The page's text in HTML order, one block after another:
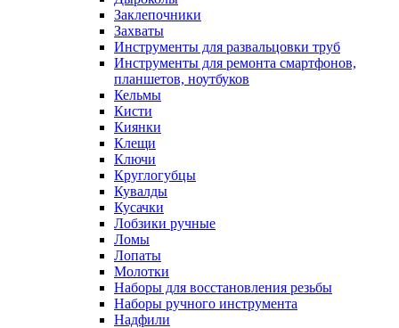
Заклепочники
Захваты
Инструменты для развальцовки труб
Инструменты для ремонта смартфонов,
планшетов, ноутбуков
Кельмы
Кисти
Киянки
Клещи
Ключи
Круглогубцы
Кувалды
Кусачки
Лобзики ручные
Ломы
Лопаты
Молотки
Наборы для восстановления резьбы
Наборы ручного инструмента
Надфили